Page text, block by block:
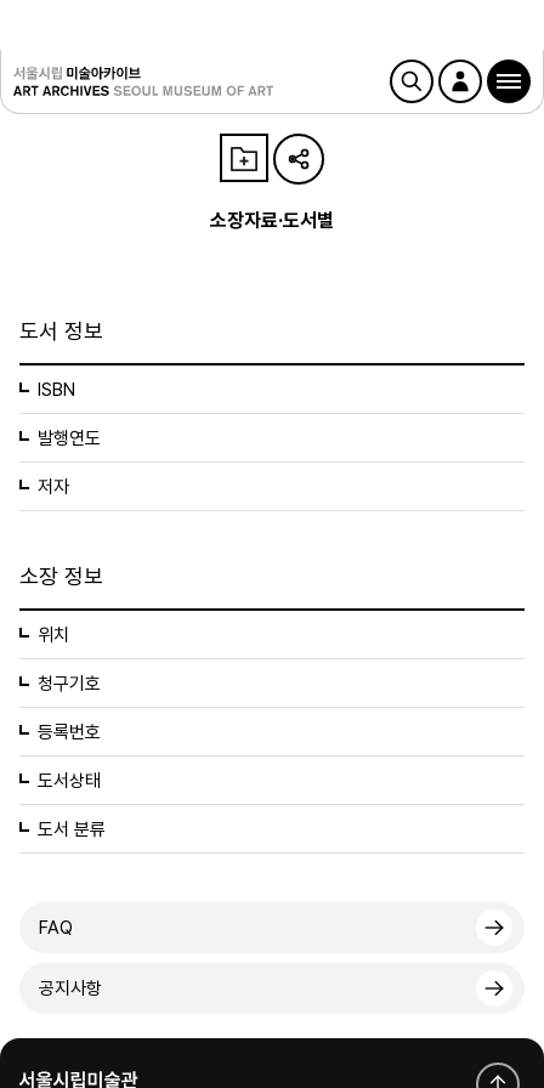
소장자료·도서별
도서 정보
ISBN
발행연도
저자
소장 정보
위치
청구기호
등록번호
도서상태
도서 분류
FAQ
공지사항